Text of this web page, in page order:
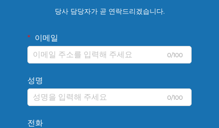
당사 담당자가 곧 연락드리겠습니다.
이메일
0/100
성명
0/100
전화